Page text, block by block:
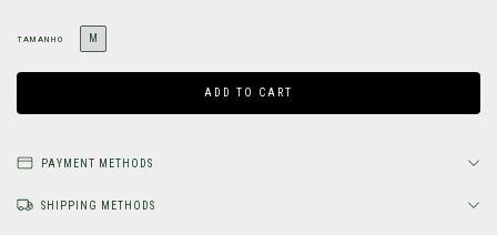
TAMANHO M
PAYMENT METHODS
SHIPPING METHODS